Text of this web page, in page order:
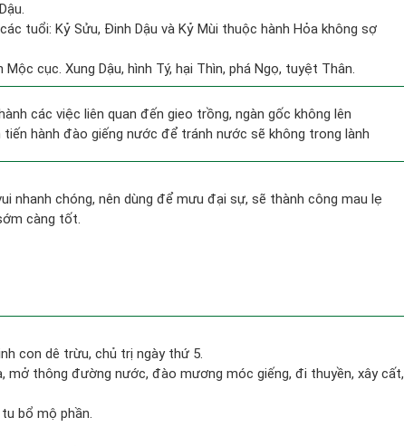
tuổi: Kỷ Sửu, Đinh Dậu và Kỷ Mùi thuộc hành Hỏa không sợ
cục. Xung Dậu, hình Tý, hại Thìn, phá Ngọ, tuyệt Thân.
các việc liên quan đến gieo trồng, ngàn gốc không lên
hành đào giếng nước để tránh nước sẽ không trong lành
nhanh chóng, nên dùng để mưu đại sự, sẽ thành công mau lẹ
càng tốt.
con dê trừu, chủ trị ngày thứ 5.
thông đường nước, đào mương móc giếng, đi thuyền, xây cất,
bổ mộ phần.